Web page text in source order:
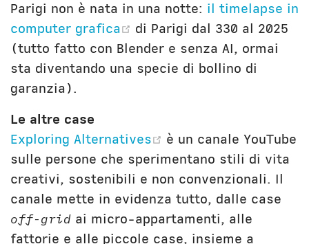
Parigi non è nata in una notte: il timelapse in
computer grafica
(opens new window)
di Parigi dal 330 al 2025
(tutto fatto con Blender e senza AI, ormai
sta diventando una specie di bollino di
garanzia).
Le altre case
Exploring Alternatives
(opens new window)
è un canale YouTube
sulle persone che sperimentano stili di vita
creativi, sostenibili e non convenzionali. Il
canale mette in evidenza tutto, dalle case
off-grid ai micro-appartamenti, alle
fattorie e alle piccole case, insieme a